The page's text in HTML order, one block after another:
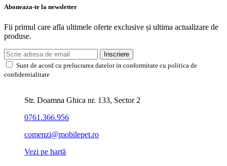
Aboneaza-te la newsletter
Fii primul care afla ultimele oferte exclusive și ultima actualizare de
produse.
Inscriere
Sunt de acord cu prelucrarea datelor in conformitate cu politica de
confidentialitate
Str. Doamna Ghica nr. 133, Sector 2
0761.366.956
comenzi@mobilepet.ro
Vezi pe hartă